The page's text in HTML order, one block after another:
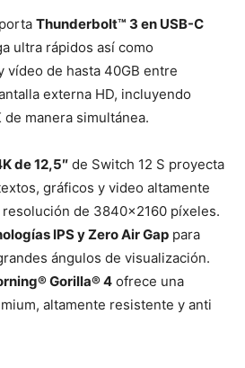
Thunderbolt™ 3 en USB-C
ultra rápidos así como
vídeo de hasta 40GB entre
externa HD, incluyendo
manera simultánea.
de 12,5″ de Switch 12 S proyecta
gráficos y video altamente
de 3840×2160 píxeles.
IPS y Zero Air Gap para
ángulos de visualización.
Gorilla® 4 ofrece una
altamente resistente y anti